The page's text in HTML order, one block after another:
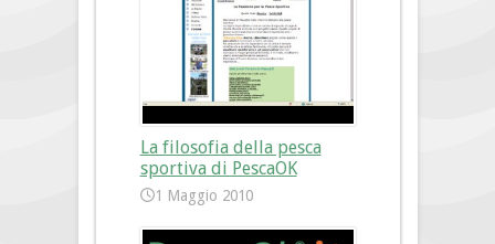
La filosofia della pesca
sportiva di PescaOK
1 Maggio 2010